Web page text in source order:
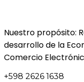
Nuestro propósito:
desarrollo de la
Comercio
+598 2626 1638